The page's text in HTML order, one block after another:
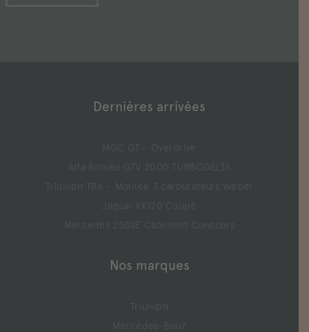
Dernières arrivées
MGC GT – Overdrive
Alfa Roméo GTV 2000 TURBODELTA
Triumph TR6 – Montée 3 carburateurs Weber
Jaguar XK120 Coupé
Mercedes 250SE Cabriolet Concours
Nos marques
Triumph
Mercedes-Benz